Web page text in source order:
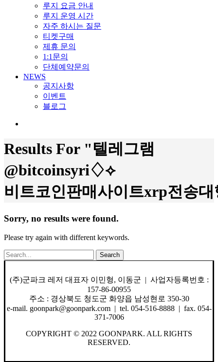
루지 요금 안내
루지 운영 시간
자주 하시는 질문
티켓구매
제휴 문의
1:1문의
단체예약문의
NEWS
공지사항
이벤트
블로그
Results For "텔레그램
@bitcoinsyri♢⟡
비트코인판매사이트xrp전송
Sorry, no results were found.
Please try again with different keywords.
Search
(주)군파크 레저 대표자 이민형, 이동군 | 사업자등록번호 :
157-86-00955
주소 : 경상북도 청도군 화양읍 남성현로 350-30
e-mail. goonpark@goonpark.com | tel. 054-516-8888 | fax. 054-
371-7006
COPYRIGHT © 2022 GOONPARK. ALL RIGHTS
RESERVED.